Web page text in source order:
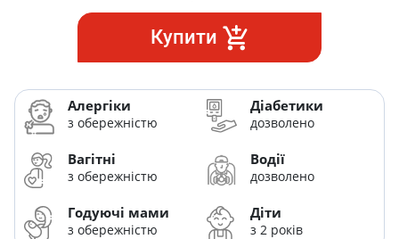
Купити
Алергіки
з обережністю
Діабетики
дозволено
Вагітні
з обережністю
Водії
дозволено
Годуючі мами
з обережністю
Діти
з 2 років